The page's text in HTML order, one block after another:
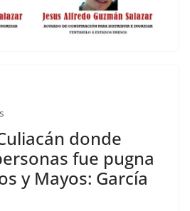
donde
fue pugna
y Mayos: García